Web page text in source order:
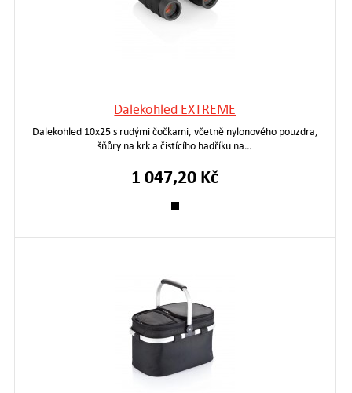
Dalekohled EXTREME
Dalekohled 10x25 s rudými čočkami, včetně nylonového pouzdra,
šňůry na krk a čistícího hadříku na…
1 047,20 Kč